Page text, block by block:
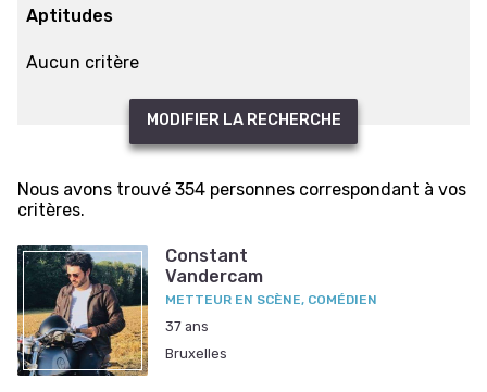
Aptitudes
Aucun critère
MODIFIER LA RECHERCHE
Nous avons trouvé 354 personnes correspondant à vos
critères.
Constant
Vandercam
METTEUR EN SCÈNE, COMÉDIEN
37 ans
Bruxelles